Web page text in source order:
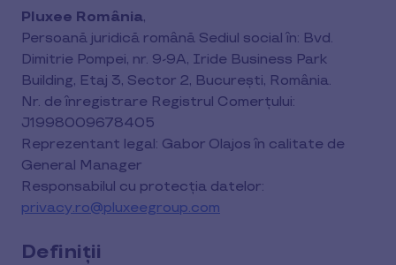
Pluxee România,
Persoană juridică română Sediul social în: Bvd.
Dimitrie Pompei, nr. 9-9A, Iride Business Park
Building, Etaj 3, Sector 2, București, România.
Nr. de înregistrare Registrul Comerțului:
J1998009678405
Reprezentant legal: Gabor Olajos în calitate de
General Manager
Responsabilul cu protecția datelor:
privacy.ro@pluxeegroup.com
Definiții